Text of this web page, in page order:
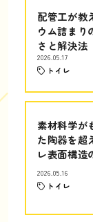
配管工が教
ウム詰まり
さと解決法
2026.05.17
トイレ
素材科学が
た陶器を超
レ表面構造
2026.05.16
トイレ